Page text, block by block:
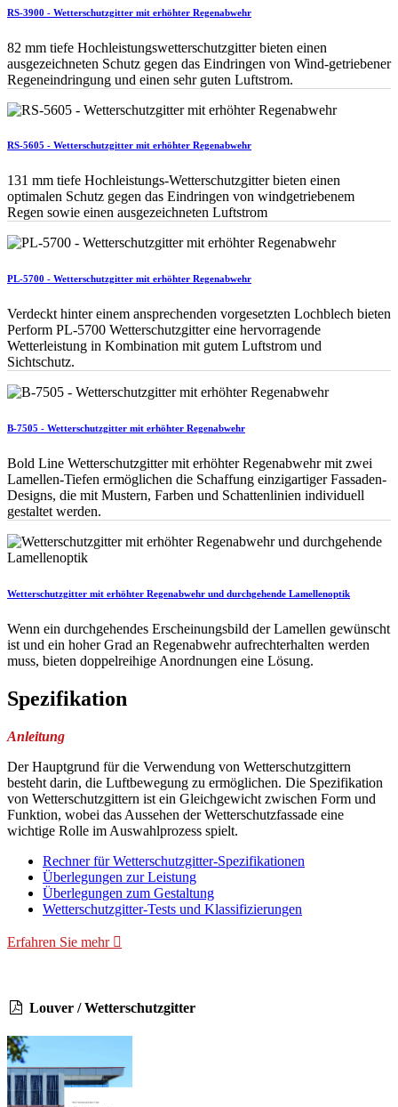
RS-3900 - Wetterschutzgitter mit erhöhter Regenabwehr
82 mm tiefe Hochleistungswetterschutzgitter bieten einen
ausgezeichneten Schutz gegen das Eindringen von Wind-getriebener
Regeneindringung und einen sehr guten Luftstrom.
RS-5605 - Wetterschutzgitter mit erhöhter Regenabwehr
131 mm tiefe Hochleistungs-Wetterschutzgitter bieten einen
optimalen Schutz gegen das Eindringen von windgetriebenem
Regen sowie einen ausgezeichneten Luftstrom
PL-5700 - Wetterschutzgitter mit erhöhter Regenabwehr
Verdeckt hinter einem ansprechenden vorgesetzten Lochblech bieten
Perform PL-5700 Wetterschutzgitter eine hervorragende
Wetterleistung in Kombination mit gutem Luftstrom und
Sichtschutz.
B-7505 - Wetterschutzgitter mit erhöhter Regenabwehr
Bold Line Wetterschutzgitter mit erhöhter Regenabwehr mit zwei
Lamellen-Tiefen ermöglichen die Schaffung einzigartiger Fassaden-
Designs, die mit Mustern, Farben und Schattenlinien individuell
gestaltet werden.
Wetterschutzgitter mit erhöhter Regenabwehr und durchgehende Lamellenoptik
Wenn ein durchgehendes Erscheinungsbild der Lamellen gewünscht
ist und ein hoher Grad an Regenabwehr aufrechterhalten werden
muss, bieten doppelreihige Anordnungen eine Lösung.
Spezifikation
Anleitung
Der Hauptgrund für die Verwendung von Wetterschutzgittern
besteht darin, die Luftbewegung zu ermöglichen. Die Spezifikation
von Wetterschutzgittern ist ein Gleichgewicht zwischen Form und
Funktion, wobei das Aussehen der Wetterschutzfassade eine
wichtige Rolle im Auswahlprozess spielt.
Rechner für Wetterschutzgitter-Spezifikationen
Überlegungen zur Leistung
Überlegungen zum Gestaltung
Wetterschutzgitter-Tests und Klassifizierungen
Erfahren Sie mehr
Louver / Wetterschutzgitter